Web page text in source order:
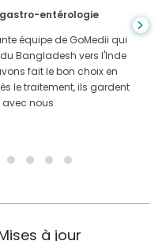
entérologie
équipe de GoMedii qui
Bangladesh vers l'Inde
fait le bon choix en
le traitement, ils gardent
avec nous
à jour